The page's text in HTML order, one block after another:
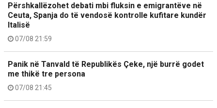
Përshkallëzohet debati mbi fluksin e emigrantëve në
Ceuta, Spanja do të vendosë kontrolle kufitare kundër
Italisë
07/08 21:59
Panik në Tanvald të Republikës Çeke, një burrë godet
me thikë tre persona
07/08 21:45